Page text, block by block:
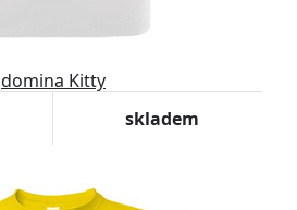
domina Kitty
skladem